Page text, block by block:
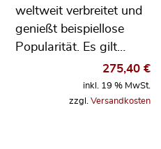
weltweit verbreitet und
genießt beispiellose
Popularität. Es gilt…
275,40 €
inkl. 19 % MwSt.
zzgl. Versandkosten